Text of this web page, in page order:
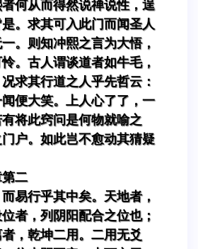
何从而得然说禅说性，逞
。求其可入此门而闻圣人
。则知冲熙之言为大悟，
。古人谓谈道者如牛毛，
求其行道之人乎先哲云：
便大笑。上人心了了，一
将此窍问是何物就喻之
户。如此岂不愈动其猜疑
二
易行乎其中矣。天地者，
者，列阴阳配合之位也；
，乾坤二用。二用无爻